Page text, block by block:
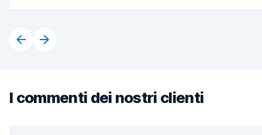
I commenti dei nostri clienti